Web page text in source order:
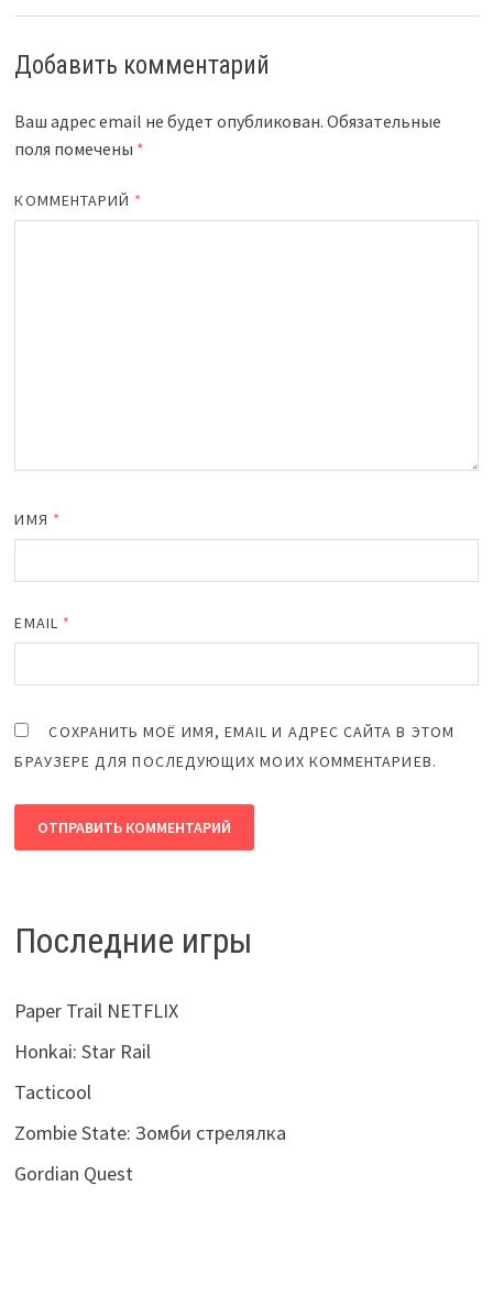
Добавить комментарий
Ваш адрес email не будет опубликован. Обязательные
поля помечены *
КОММЕНТАРИЙ *
ИМЯ *
EMAIL *
СОХРАНИТЬ МОЁ ИМЯ, EMAIL И АДРЕС САЙТА В ЭТОМ
БРАУЗЕРЕ ДЛЯ ПОСЛЕДУЮЩИХ МОИХ КОММЕНТАРИЕВ.
Последние игры
Paper Trail NETFLIX
Honkai: Star Rail
Tacticool
Zombie State: Зомби стрелялка
Gordian Quest